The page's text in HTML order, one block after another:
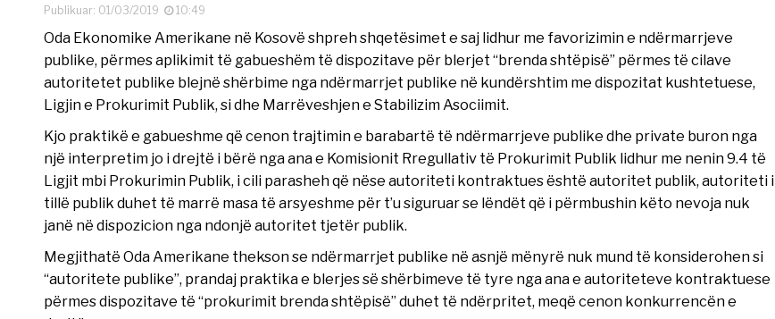
Publikuar: 01/03/2019
10:49
Oda Ekonomike Amerikane në Kosovë shpreh shqetësimet e saj lidhur me favorizimin e ndërmarrjeve
publike, përmes aplikimit të gabueshëm të dispozitave për blerjet “brenda shtëpisë” përmes të cilave
autoritetet publike blejnë shërbime nga ndërmarrjet publike në kundërshtim me dispozitat kushtetuese,
Ligjin e Prokurimit Publik, si dhe Marrëveshjen e Stabilizim Asociimit.
Kjo praktikë e gabueshme që cenon trajtimin e barabartë të ndërmarrjeve publike dhe private buron nga
një interpretim jo i drejtë i bërë nga ana e Komisionit Rregullativ të Prokurimit Publik lidhur me nenin 9.4 të
Ligjit mbi Prokurimin Publik, i cili parasheh që nëse autoriteti kontraktues është autoritet publik, autoriteti i
tillë publik duhet të marrë masa të arsyeshme për t’u siguruar se lëndët që i përmbushin këto nevoja nuk
janë në dispozicion nga ndonjë autoritet tjetër publik.
Megjithatë Oda Amerikane thekson se ndërmarrjet publike në asnjë mënyrë nuk mund të konsiderohen si
“autoritete publike”, prandaj praktika e blerjes së shërbimeve të tyre nga ana e autoriteteve kontraktuese
përmes dispozitave të “prokurimit brenda shtëpisë” duhet të ndërpritet, meqë cenon konkurrencën e